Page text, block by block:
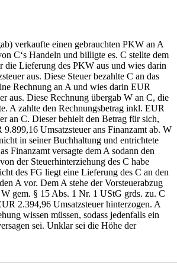
verkaufte einen gebrauchten PKW an A
C‘s Handeln und billigte es. C stellte dem
die Lieferung des PKW aus und wies darin
aus. Diese Steuer bezahlte C an das
Rechnung an A und wies darin EUR
aus. Diese Rechnung übergab W an C, die
A zahlte den Rechnungsbetrag inkl. EUR
an C. Dieser behielt den Betrag für sich,
Umsatzsteuer ans Finanzamt ab. W
in seiner Buchhaltung und entrichtete
Finanzamt versagte dem A sodann den
der Steuerhinterziehung des C habe
des FG liegt eine Lieferung des C an den
A vor. Dem A stehe der Vorsteuerabzug
W gem. § 15 Abs. 1 Nr. 1 UStG grds. zu. C
2.394,96 Umsatzsteuer hinterzogen. A
wissen müssen, sodass jedenfalls ein
sei. Unklar sei die Höhe der